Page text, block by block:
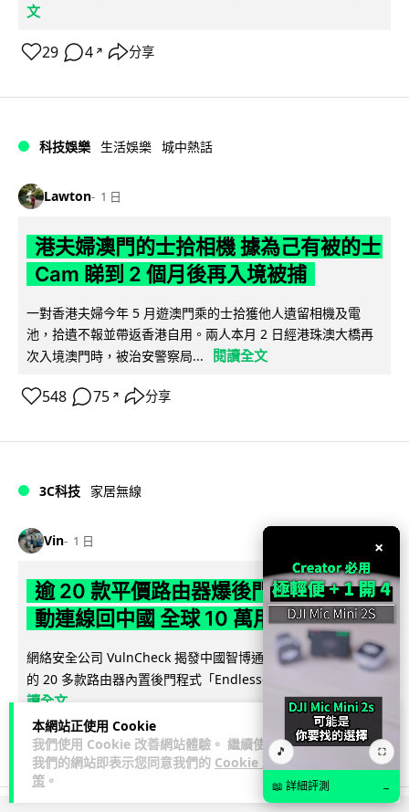
本網站正使用 Cookie
我們使用 Cookie 改善網站體驗。 繼續使用
我們的網站即表示您同意我們的 Cookie 政
策 。
文
29 4 ↗ 分享
科技娛樂 生活娛樂 城中熱話
Lawton 1 日
港夫婦澳門的士拾相機 據為己有被的士
Cam 睇到 2 個月後再入境被捕
一對香港夫婦今年 5 月遊澳門乘的士拾獲他人遺留相機及電
池，拾遺不報並帶返香港自用。兩人本月 2 日經港珠澳大橋再
次入境澳門時，被治安警察局...
閱讀全文
548 75 ↗ 分享
3C科技 家居無線
Vin 1 日
逾 20 款平價路由器爆後門 每 35 秒自
動連線回中國 全球 10 萬用家私隱堪憂
網絡安全公司 VulnCheck 揭發中國智博通電子（Zbtlink）生產
的 20 多款路由器內置後門程式「Endlessdoors」（無盡...
閱
讀全文
986 223 ↗ 分享
×
🎵 ⛶
📖 詳細評測 →